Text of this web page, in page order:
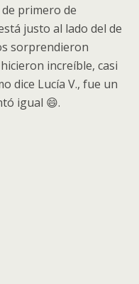
primero de
justo al lado del de
sorprendieron
increíble, casi
dice Lucía V., fue un
igual 😄.